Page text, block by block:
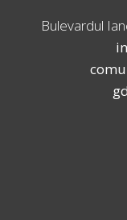
Bulevardul